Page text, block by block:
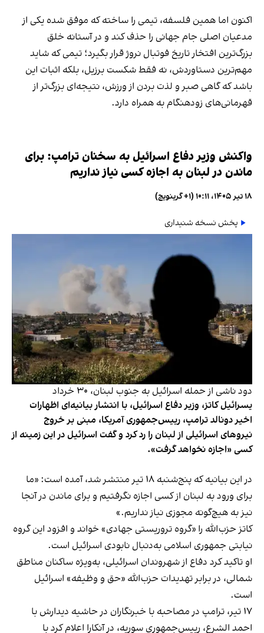
اکنون اما همین فلسفه، تیمی را ساخته که موفق شده یکی از
مدعیان اصلی جام جهانی را حذف کند و در آستانه خلق
بزرگ‌ترین افتخار تاریخ فوتبال نروژ قرار بگیرد؛ تیمی که شاید
مهم‌ترین دستاوردش، نه فقط شکست برزیل، بلکه اثبات این
باشد که گاهی صبر و لذت بردن از ورزش، نتیجه‌ای بزرگ‌تر از
قهرمانی‌های زودهنگام به همراه دارد.
واکنش وزیر دفاع اسرائیل به سخنان ترامپ: برای
ماندن در لبنان به اجازه کسی نیاز نداریم
۱۸ تیر ۱۴۰۵، ۱۰:۱۱ (‎+۱ گرینویچ)
پخش نسخه شنیداری
دود ناشی از حمله اسرائیل به جنوب لبنان، ۳۰ خرداد
یسرائیل کاتز، وزیر دفاع اسرائیل، با انتشار بیانیه‌ای اظهارات
اخیر دونالد ترامپ، رییس‌جمهوری آمریکا، مبنی بر خروج
نیروهای اسرائیلی از لبنان را رد کرد و گفت اسرائیل در این زمینه از
کسی «اجازه نخواهد گرفت».
در این بیانیه که پنج‌شنبه ۱۸ تیر منتشر شد، آمده است: «ما
برای ورود به لبنان از کسی اجازه نگرفتیم و برای ماندن در آنجا
نیز به هیچ‌گونه مجوزی نیاز نداریم.»
کاتز حزب‌الله را «گروه تروریستی جهادی» خواند و افزود این گروه
نیابتی جمهوری اسلامی به‌دنبال نابودی اسرائیل است.
او تاکید کرد دفاع از شهروندان اسرائیلی، به‌ویژه ساکنان مناطق
شمالی، در برابر تهدیدات حزب‌الله «حق و وظیفه» اسرائیل
است.
۱۷ تیر، ترامپ در مصاحبه با خبرنگاران در حاشیه دیدارش با
احمد الشرع، رییس‌جمهوری سوریه، در آنکارا اعلام کرد با